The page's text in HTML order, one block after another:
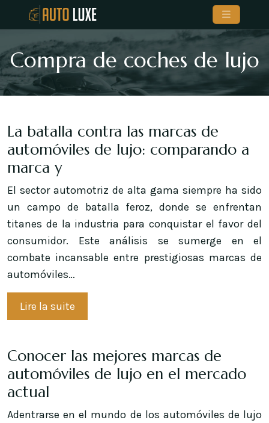
Compra de coches de lujo
La batalla contra las marcas de
automóviles de lujo: comparando a
marca y
El sector automotriz de alta gama siempre ha sido
un campo de batalla feroz, donde se enfrentan
titanes de la industria para conquistar el favor del
consumidor. Este análisis se sumerge en el
combate incansable entre prestigiosas marcas de
automóviles…
Lire la suite
Conocer las mejores marcas de
automóviles de lujo en el mercado
actual
Adentrarse en el mundo de los automóviles de lujo